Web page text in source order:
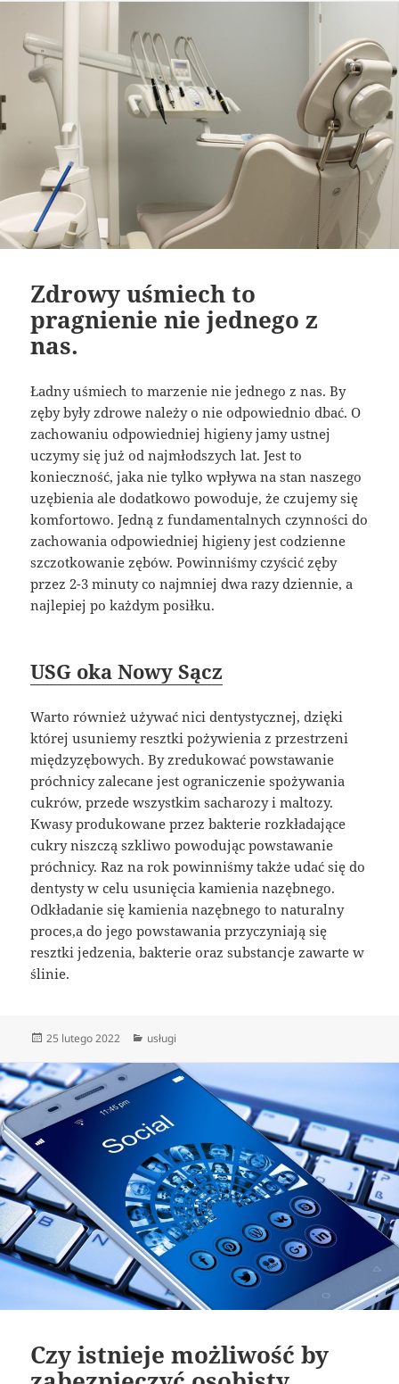
Zdrowy uśmiech to
pragnienie nie jednego z
nas.
Ładny uśmiech to marzenie nie jednego z nas. By
zęby były zdrowe należy o nie odpowiednio dbać. O
zachowaniu odpowiedniej higieny jamy ustnej
uczymy się już od najmłodszych lat. Jest to
konieczność, jaka nie tylko wpływa na stan naszego
uzębienia ale dodatkowo powoduje, że czujemy się
komfortowo. Jedną z fundamentalnych czynności do
zachowania odpowiedniej higieny jest codzienne
szczotkowanie zębów. Powinniśmy czyścić zęby
przez 2-3 minuty co najmniej dwa razy dziennie, a
najlepiej po każdym posiłku.
USG oka Nowy Sącz
Warto również używać nici dentystycznej, dzięki
której usuniemy resztki pożywienia z przestrzeni
międzyzębowych. By zredukować powstawanie
próchnicy zalecane jest ograniczenie spożywania
cukrów, przede wszystkim sacharozy i maltozy.
Kwasy produkowane przez bakterie rozkładające
cukry niszczą szkliwo powodując powstawanie
próchnicy. Raz na rok powinniśmy także udać się do
dentysty w celu usunięcia kamienia nazębnego.
Odkładanie się kamienia nazębnego to naturalny
proces,a do jego powstawania przyczyniają się
resztki jedzenia, bakterie oraz substancje zawarte w
ślinie.
Data
25 lutego 2022 Kategorie
usługi
Czy istnieje możliwość by